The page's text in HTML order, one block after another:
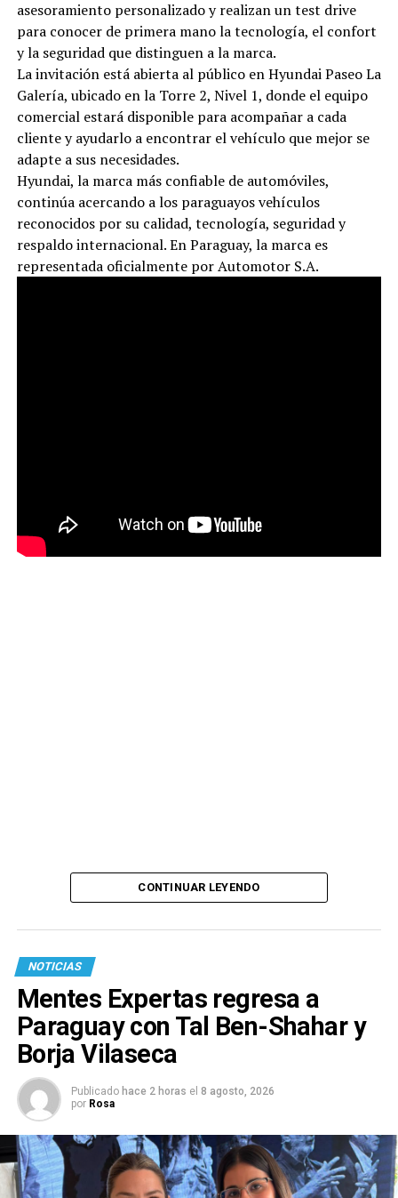
asesoramiento personalizado y realizan un test drive
para conocer de primera mano la tecnología, el confort
y la seguridad que distinguen a la marca.
La invitación está abierta al público en Hyundai Paseo La
Galería, ubicado en la Torre 2, Nivel 1, donde el equipo
comercial estará disponible para acompañar a cada
cliente y ayudarlo a encontrar el vehículo que mejor se
adapte a sus necesidades.
Hyundai, la marca más confiable de automóviles,
continúa acercando a los paraguayos vehículos
reconocidos por su calidad, tecnología, seguridad y
respaldo internacional. En Paraguay, la marca es
representada oficialmente por Automotor S.A.
CONTINUAR LEYENDO
NOTICIAS
Mentes Expertas regresa a
Paraguay con Tal Ben-Shahar y
Borja Vilaseca
Publicado hace 2 horas el 8 agosto, 2026
por Rosa